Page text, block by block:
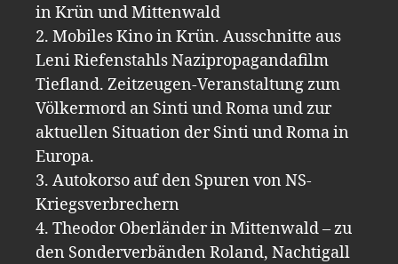
in Krün und Mittenwald
2. Mobiles Kino in Krün. Ausschnitte aus
Leni Riefenstahls Nazipropagandafilm
Tiefland. Zeitzeugen-Veranstaltung zum
Völkermord an Sinti und Roma und zur
aktuellen Situation der Sinti und Roma in
Europa.
3. Autokorso auf den Spuren von NS-
Kriegsverbrechern
4. Theodor Oberländer in Mittenwald – zu
den Sonderverbänden Roland, Nachtigall